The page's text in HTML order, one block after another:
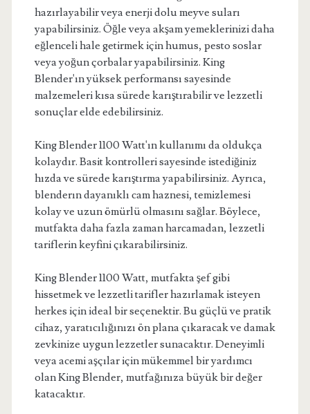
hazırlayabilir veya enerji dolu meyve suları
yapabilirsiniz. Öğle veya akşam yemeklerinizi daha
eğlenceli hale getirmek için humus, pesto soslar
veya yoğun çorbalar yapabilirsiniz. King
Blender'ın yüksek performansı sayesinde
malzemeleri kısa sürede karıştırabilir ve lezzetli
sonuçlar elde edebilirsiniz.
King Blender 1100 Watt'ın kullanımı da oldukça
kolaydır. Basit kontrolleri sayesinde istediğiniz
hızda ve sürede karıştırma yapabilirsiniz. Ayrıca,
blenderın dayanıklı cam haznesi, temizlemesi
kolay ve uzun ömürlü olmasını sağlar. Böylece,
mutfakta daha fazla zaman harcamadan, lezzetli
tariflerin keyfini çıkarabilirsiniz.
King Blender 1100 Watt, mutfakta şef gibi
hissetmek ve lezzetli tarifler hazırlamak isteyen
herkes için ideal bir seçenektir. Bu güçlü ve pratik
cihaz, yaratıcılığınızı ön plana çıkaracak ve damak
zevkinize uygun lezzetler sunacaktır. Deneyimli
veya acemi aşçılar için mükemmel bir yardımcı
olan King Blender, mutfağınıza büyük bir değer
katacaktır.